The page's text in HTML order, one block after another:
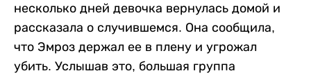
несколько дней девочка вернулась домой и
рассказала о случившемся. Она сообщила,
что Эмроз держал ее в плену и угрожал
убить. Услышав это, большая группа